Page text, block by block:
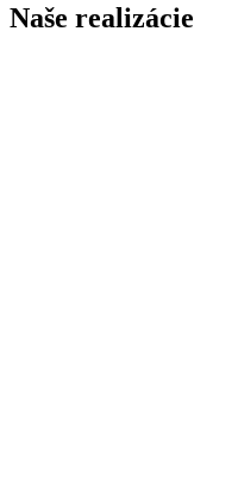
Naše realizácie